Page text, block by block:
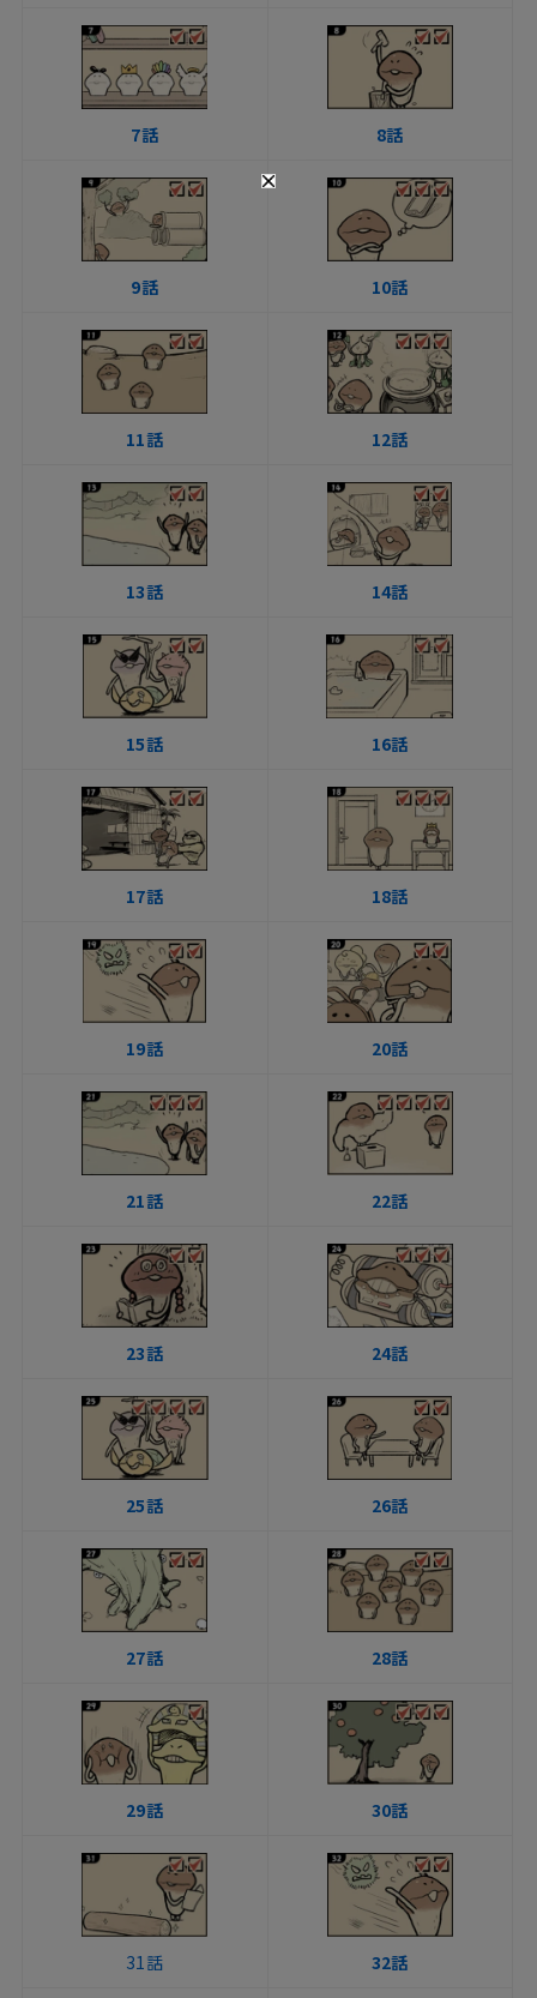
7話 8話
9話 10話
11話 12話
13話 14話
15話 16話
17話 18話
19話 20話
21話 22話
23話 24話
25話 26話
27話 28話
29話 30話
31話 32話